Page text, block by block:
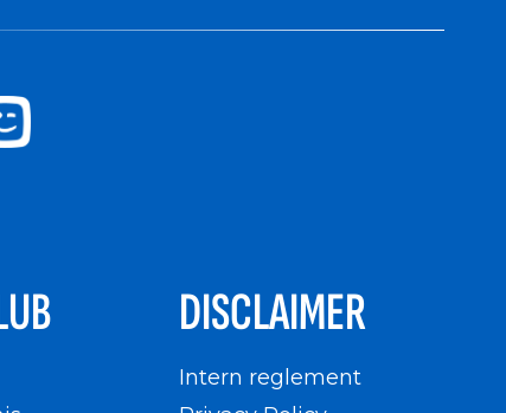
DISCLAIMER
Intern reglement